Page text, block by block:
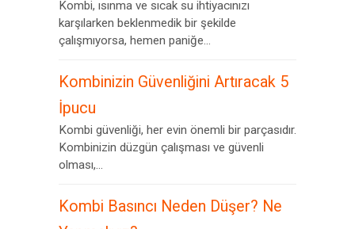
Kombi, ısınma ve sıcak su ihtiyacınızı
karşılarken beklenmedik bir şekilde
çalışmıyorsa, hemen paniğe...
Kombinizin Güvenliğini Artıracak 5
İpucu
Kombi güvenliği, her evin önemli bir parçasıdır.
Kombinizin düzgün çalışması ve güvenli
olması,...
Kombi Basıncı Neden Düşer? Ne